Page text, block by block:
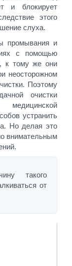
и блокирует
этого
слуха.
промывания и
с помощью
к тому же они
неосторожном
Поэтому
очистки
устранить
Но делая это
внимательным
такого
от